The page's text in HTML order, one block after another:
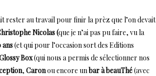
rester au travail pour finir la prèz que l’on devait
Nicolas (que je n’ai pas pu faire, vu la
ans(et qui pour l’occasion sort des Editions
Box(qui nous a permis de sélectionner nos
, Caronou encore unbar à beauThé(avec